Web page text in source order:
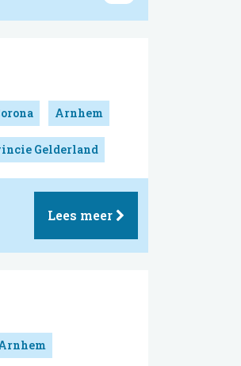
Arnhem
Gelderland
Lees meer